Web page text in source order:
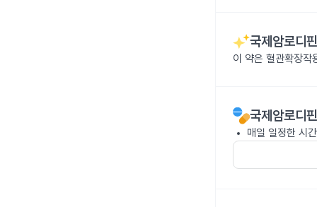
국제암로디
이 약은 혈관확장작
국제암로디
매일 일정한 시